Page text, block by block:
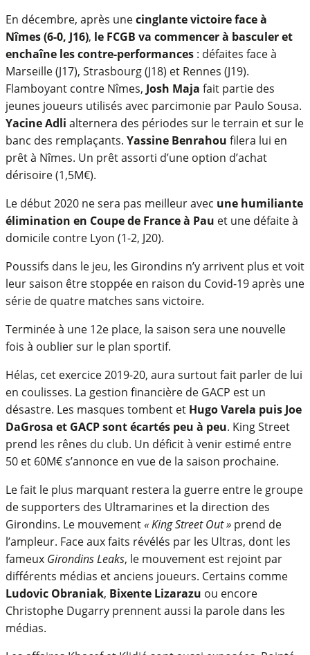
En décembre, après unecinglante victoire face à
Nîmes (6-0, J16), le FCGB va commencer à basculer et
enchaîne les contre-performances : défaites face à
Marseille (J17), Strasbourg (J18) et Rennes (J19).
Flamboyant contre Nîmes, Josh Maja fait partie des
jeunes joueurs utilisés avec parcimonie par Paulo Sousa.
Yacine Adli alternera des périodes sur le terrain et sur le
banc des remplaçants. Yassine Benrahou filera lui en
prêt à Nîmes. Un prêt assorti d’une option d’achat
dérisoire (1,5M€).
Le début 2020 ne sera pas meilleur avec une humiliante
élimination en Coupe de France à Pau et une défaite à
domicile contre Lyon (1-2, J20).
Poussifs dans le jeu, les Girondins n’y arrivent plus et voit
leur saison être stoppée en raison du Covid-19 après une
série de quatre matches sans victoire.
Terminée à une 12e place, la saison sera une nouvelle
fois à oublier sur le plan sportif.
Hélas, cet exercice 2019-20, aura surtout fait parler de lui
en coulisses. La gestion financière de GACP est un
désastre. Les masques tombent et Hugo Varela puis Joe
DaGrosa et GACP sont écartés peu à peu. King Street
prend les rênes du club. Un déficit à venir estimé entre
50 et 60M€ s’annonce en vue de la saison prochaine.
Le fait le plus marquant restera la guerre entre le groupe
de supporters des Ultramarines et la direction des
Girondins. Le mouvement« King Street Out » prend de
l’ampleur. Face aux faits révélés par les Ultras, dont les
fameux Girondins Leaks, le mouvement est rejoint par
différents médias et anciens joueurs. Certains comme
Ludovic Obraniak, Bixente Lizarazu ou encore
Christophe Dugarry prennent aussi la parole dans les
médias.